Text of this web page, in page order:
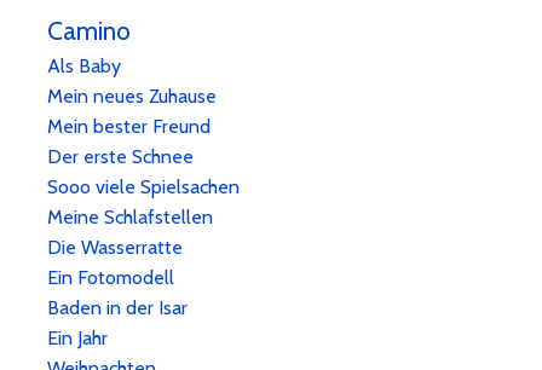
Camino
Als Baby
Mein neues Zuhause
Mein bester Freund
Der erste Schnee
Sooo viele Spielsachen
Meine Schlafstellen
Die Wasserratte
Ein Fotomodell
Baden in der Isar
Ein Jahr